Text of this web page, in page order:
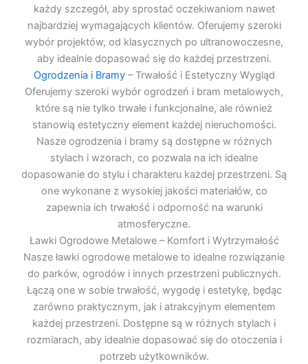
każdy szczegół, aby sprostać oczekiwaniom nawet
najbardziej wymagających klientów. Oferujemy szeroki
wybór projektów, od klasycznych po ultranowoczesne,
aby idealnie dopasować się do każdej przestrzeni.
Ogrodzenia i Bramy – Trwałość i Estetyczny Wygląd
Oferujemy szeroki wybór ogrodzeń i bram metalowych,
które są nie tylko trwałe i funkcjonalne, ale również
stanowią estetyczny element każdej nieruchomości.
Nasze ogrodzenia i bramy są dostępne w różnych
stylach i wzorach, co pozwala na ich idealne
dopasowanie do stylu i charakteru każdej przestrzeni. Są
one wykonane z wysokiej jakości materiałów, co
zapewnia ich trwałość i odporność na warunki
atmosferyczne.
Ławki Ogrodowe Metalowe – Komfort i Wytrzymałość
Nasze ławki ogrodowe metalowe to idealne rozwiązanie
do parków, ogrodów i innych przestrzeni publicznych.
Łączą one w sobie trwałość, wygodę i estetykę, będąc
zarówno praktycznym, jak i atrakcyjnym elementem
każdej przestrzeni. Dostępne są w różnych stylach i
rozmiarach, aby idealnie dopasować się do otoczenia i
potrzeb użytkowników.